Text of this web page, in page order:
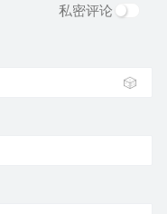
私密评论
🎲